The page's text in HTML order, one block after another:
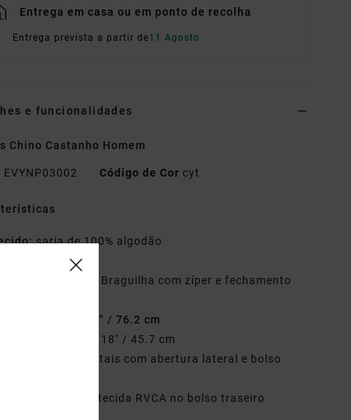
Entrega em casa ou em ponto de recolha
Entrega prevista a partir de11 Agosto
e funcionalidades
Chino Castanho Homem
EVYNP03002 Código de Cor cyt
sarja de 100% algodão
relaxed
Braguilha com zíper e fechamento
30" / 76.2 cm
18" / 45.7 cm
bolsos frontais com abertura lateral e bolso
etiqueta tecida RVCA no bolso traseiro